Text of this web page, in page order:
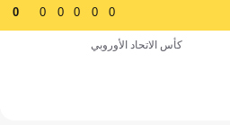
0
0
0
0
0
0
كأس الاتحاد الأوروبي